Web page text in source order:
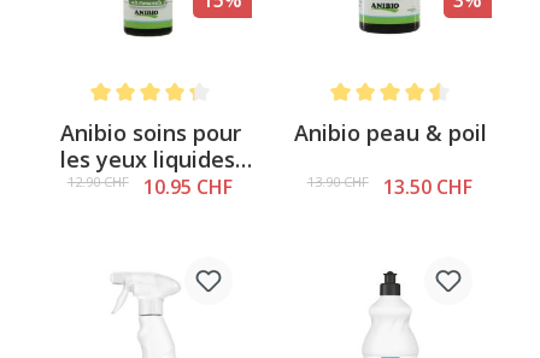
Note moyenne de 4.3 sur 5 étoiles
Anibio soins pour
les yeux liquides,
20ml
12.90 CHF 10.95 CHF
Note moyenne de 4.5 sur
Anibio peau & poil
13.90 CHF 13.50 CHF